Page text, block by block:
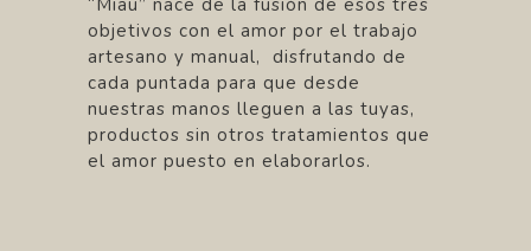
“Miau” nace de la fusión de esos tres
objetivos con el amor por el trabajo
artesano y manual, disfrutando de
cada puntada para que desde
nuestras manos lleguen a las tuyas,
productos sin otros tratamientos que
el amor puesto en elaborarlos.